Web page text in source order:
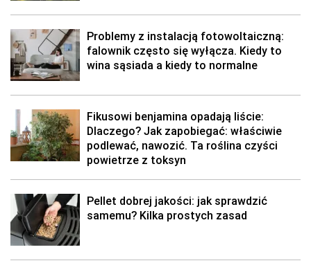
Problemy z instalacją fotowoltaiczną:
falownik często się wyłącza. Kiedy to
wina sąsiada a kiedy to normalne
Fikusowi benjamina opadają liście:
Dlaczego? Jak zapobiegać: właściwie
podlewać, nawozić. Ta roślina czyści
powietrze z toksyn
Pellet dobrej jakości: jak sprawdzić
samemu? Kilka prostych zasad